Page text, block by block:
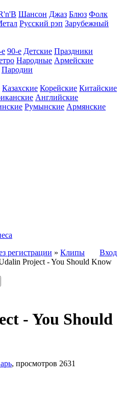
Шансон Джаз Блюз Фолк
Русский рэп Зарубежный
90-е Детские Праздники
Народные Армейские
Пародии
Казахские Корейские Китайские
Английские
Румынские Армянские
Вход
регистрации » Клипы
Project - You Should Know
- You Should
, просмотров 2631